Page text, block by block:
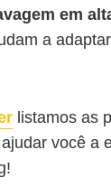
em
a
listamos as
você a